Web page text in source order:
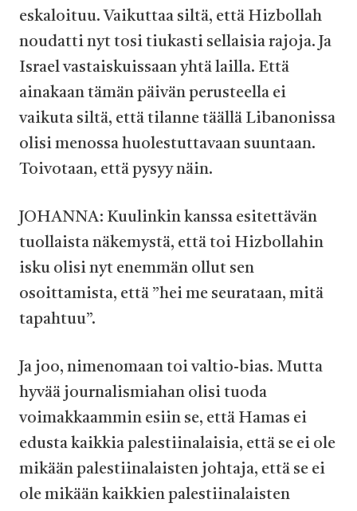
eskaloituu. Vaikuttaa siltä, että Hizbollah
noudatti nyt tosi tiukasti sellaisia rajoja. Ja
Israel vastaiskuissaan yhtä lailla. Että
ainakaan tämän päivän perusteella ei
vaikuta siltä, että tilanne täällä Libanonissa
olisi menossa huolestuttavaan suuntaan.
Toivotaan, että pysyy näin.
JOHANNA: Kuulinkin kanssa esitettävän
tuollaista näkemystä, että toi Hizbollahin
isku olisi nyt enemmän ollut sen
osoittamista, että ”hei me seurataan, mitä
tapahtuu”.
Ja joo, nimenomaan toi valtio-bias. Mutta
hyvää journalismiahan olisi tuoda
voimakkaammin esiin se, että Hamas ei
edusta kaikkia palestiinalaisia, että se ei ole
mikään palestiinalaisten johtaja, että se ei
ole mikään kaikkien palestiinalaisten